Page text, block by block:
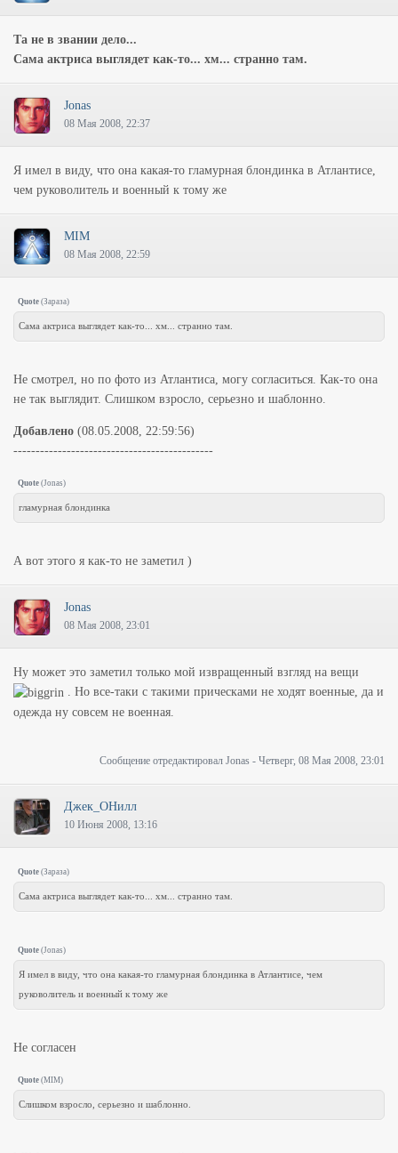
Та не в звании дело...
Сама актриса выглядет как-то... хм... странно там.
Jonas
08 Мая 2008, 22:37
Я имел в виду, что она какая-то гламурная блондинка в Атлантисе,
чем руковолитель и военный к тому же
MIM
08 Мая 2008, 22:59
Quote (Зараза)
Сама актриса выглядет как-то... хм... странно там.
Не смотрел, но по фото из Атлантиса, могу согласиться. Как-то она
не так выглядит. Слишком взросло, серьезно и шаблонно.
Добавлено (08.05.2008, 22:59:56)
---------------------------------------------
Quote (Jonas)
гламурная блондинка
А вот этого я как-то не заметил )
Jonas
08 Мая 2008, 23:01
Ну может это заметил только мой извращенный взгляд на вещи
. Но все-таки с такими прическами не ходят военные, да и
одежда ну совсем не военная.
Сообщение отредактировал Jonas - Четверг, 08 Мая 2008, 23:01
Джек_ОНилл
10 Июня 2008, 13:16
Quote (Зараза)
Сама актриса выглядет как-то... хм... странно там.
Quote (Jonas)
Я имел в виду, что она какая-то гламурная блондинка в Атлантисе, чем
руковолитель и военный к тому же
Не согласен
Quote (MIM)
Слишком взросло, серьезно и шаблонно.